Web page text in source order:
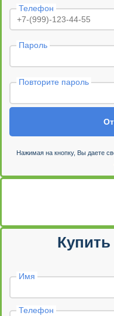
Телефон
Пароль
Повторите пароль
Нажимая на кнопку, Вы даете
Имя
Телефон